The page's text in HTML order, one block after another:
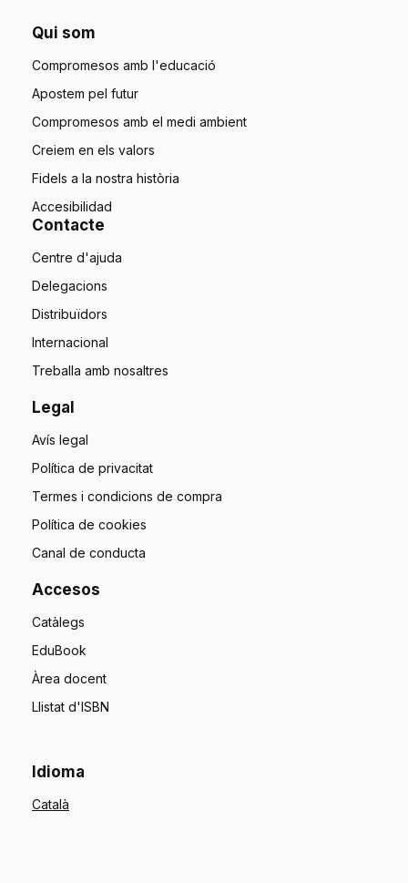
Qui som
Compromesos amb l'educació
Apostem pel futur
Compromesos amb el medi ambient
Creiem en els valors
Fidels a la nostra història
Accesibilidad
Contacte
Centre d'ajuda
Delegacions
Distribuïdors
Internacional
Treballa amb nosaltres
Legal
Avís legal
Política de privacitat
Termes i condicions de compra
Política de cookies
Canal de conducta
Accesos
Catàlegs
EduBook
Àrea docent
Llistat d'ISBN
Idioma